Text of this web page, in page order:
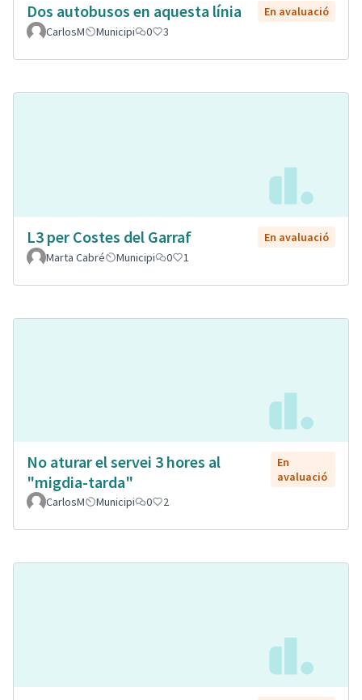
Dos autobusos en aquesta línia
En avaluació
CarlosM
Municipi 0 3
L3 per Costes del Garraf
En avaluació
Marta Cabré
Municipi 0 1
No aturar el servei 3 hores al
"migdia-tarda"
En
avaluació
CarlosM
Municipi 0 2